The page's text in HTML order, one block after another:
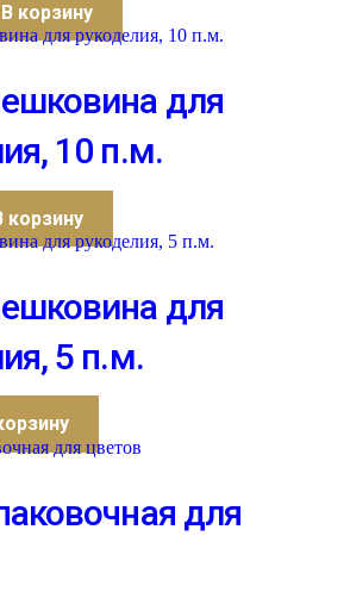
В корзину
для
10 п.м.
корзину
для
5 п.м.
для